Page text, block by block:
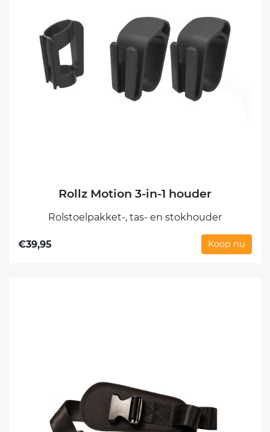
Rollz Motion 3-in-1 houder
Rolstoelpakket-, tas- en stokhouder
€39,95 Koop nu